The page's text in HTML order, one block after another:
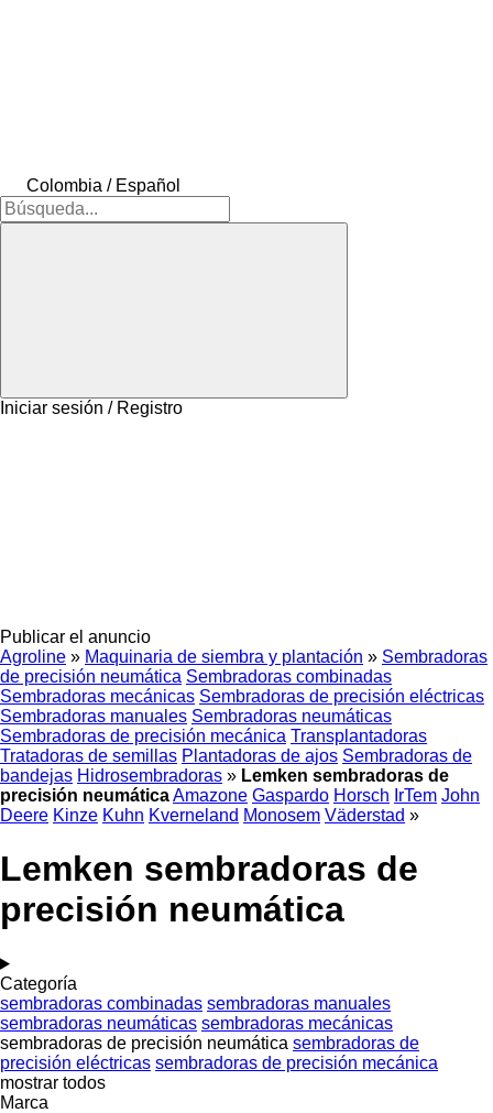
Colombia / Español
Iniciar sesión / Registro
Publicar el anuncio
Agroline » Maquinaria de siembra y plantación » Sembradoras
de precisión neumática Sembradoras combinadas
Sembradoras mecánicas Sembradoras de precisión eléctricas
Sembradoras manuales Sembradoras neumáticas
Sembradoras de precisión mecánica Transplantadoras
Tratadoras de semillas Plantadoras de ajos Sembradoras de
bandejas Hidrosembradoras » Lemken sembradoras de
precisión neumáticaAmazone Gaspardo Horsch IrTem John
Deere Kinze Kuhn Kverneland Monosem Väderstad »
Lemken sembradoras de
precisión neumática
Categoría
sembradoras combinadas sembradoras manuales
sembradoras neumáticas sembradoras mecánicas
sembradoras de precisión neumática sembradoras de
precisión eléctricas sembradoras de precisión mecánica
mostrar todos
Marca